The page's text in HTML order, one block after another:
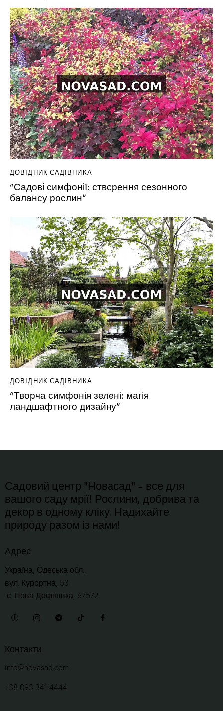
ДОВІДНИК САДІВНИКА
“Садові симфонії: створення сезонного
балансу рослин”
ДОВІДНИК САДІВНИКА
“Творча симфонія зелені: магія
ландшафтного дизайну”
Садовий центр "Новасад" - все для
вашого саду мрії! Рослини, добрива та
декор в одному кліку. Надихайте
природу разом із нами!
Адрес
Україна, Одеська обл.,
вул. Курортна, 53
с. Нова Дофінівка, 67572
Контакти
info@novasad.com
+38 093 341 4444